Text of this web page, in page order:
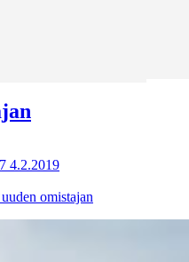
4.2.2019
omistajan